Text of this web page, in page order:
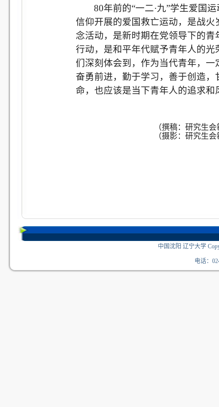
80年前的“一二·九”学生爱国
信仰开展的爱国救亡运动，是战火
念活动，是新时期在党领导下的
行动，是和平年代赋予青年人的光
们深刻体会到，作为当代青年，
奋勇前进，勤于学习，善于创造
命，也应该是当下青年人的追求和
（撰稿：研究生会新闻部
（摄影：研究生会新闻部
中国沈阳 辽宁大学
电话：